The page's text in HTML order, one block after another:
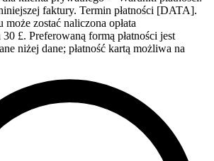
faktury. Termin płatności [DATA].
zostać naliczona opłata
£. Preferowaną formą płatności jest
niżej dane; płatność kartą możliwa na